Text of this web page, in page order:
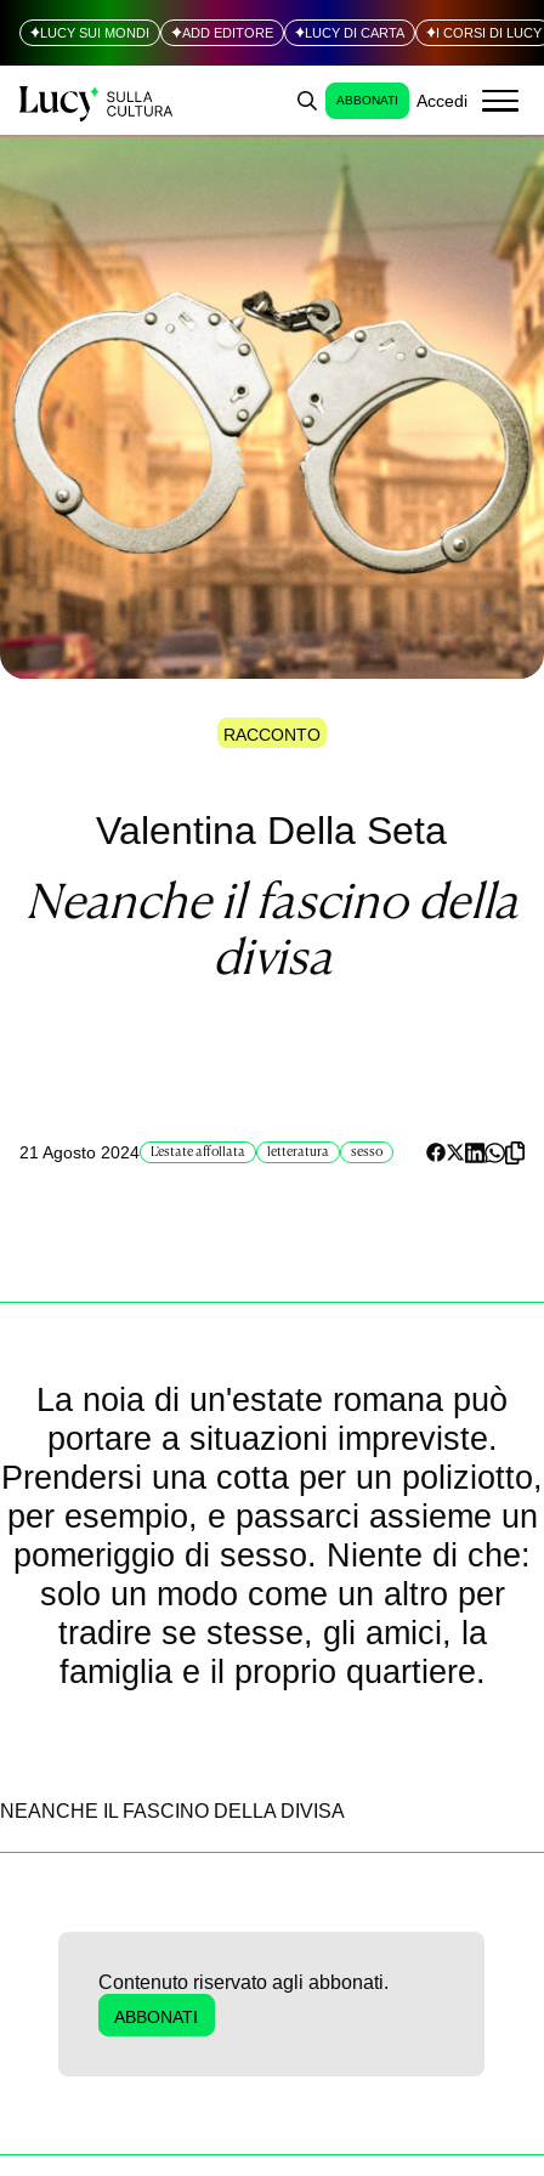
LUCY SUI MONDI ADD EDITORE LUCY DI CARTA I CORSI DI LUCY
ABBONATI Accedi
RACCONTO
Valentina Della Seta
Neanche il fascino della
divisa
21 Agosto 2024 L'estate affollata letteratura sesso
La noia di un'estate romana può
portare a situazioni impreviste.
Prendersi una cotta per un poliziotto,
per esempio, e passarci assieme un
pomeriggio di sesso. Niente di che:
solo un modo come un altro per
tradire se stesse, gli amici, la
famiglia e il proprio quartiere.
NEANCHE IL FASCINO DELLA DIVISA
Contenuto riservato agli abbonati.
ABBONATI